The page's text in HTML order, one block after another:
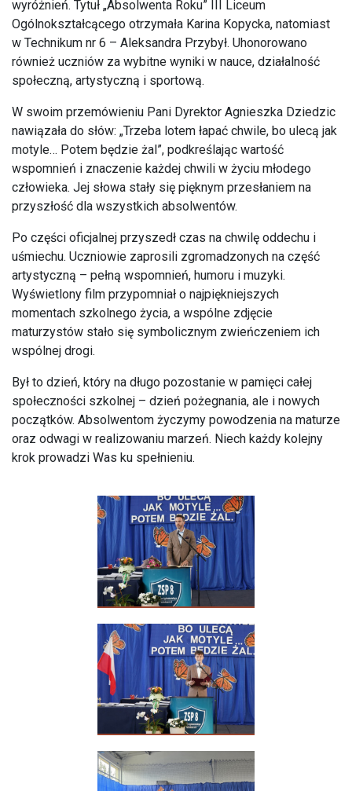
wyróżnień. Tytuł „Absolwenta Roku” III Liceum
Ogólnokształcącego otrzymała Karina Kopycka, natomiast
w Technikum nr 6 – Aleksandra Przybył. Uhonorowano
również uczniów za wybitne wyniki w nauce, działalność
społeczną, artystyczną i sportową.
W swoim przemówieniu Pani Dyrektor Agnieszka Dziedzic
nawiązała do słów: „Trzeba lotem łapać chwile, bo ulecą jak
motyle… Potem będzie żal”, podkreślając wartość
wspomnień i znaczenie każdej chwili w życiu młodego
człowieka. Jej słowa stały się pięknym przesłaniem na
przyszłość dla wszystkich absolwentów.
Po części oficjalnej przyszedł czas na chwilę oddechu i
uśmiechu. Uczniowie zaprosili zgromadzonych na część
artystyczną – pełną wspomnień, humoru i muzyki.
Wyświetlony film przypomniał o najpiękniejszych
momentach szkolnego życia, a wspólne zdjęcie
maturzystów stało się symbolicznym zwieńczeniem ich
wspólnej drogi.
Był to dzień, który na długo pozostanie w pamięci całej
społeczności szkolnej – dzień pożegnania, ale i nowych
początków. Absolwentom życzymy powodzenia na maturze
oraz odwagi w realizowaniu marzeń. Niech każdy kolejny
krok prowadzi Was ku spełnieniu.